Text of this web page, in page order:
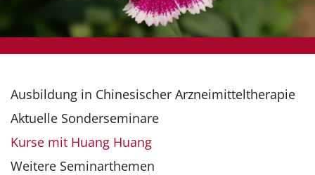
Ausbildung in Chinesischer Arzneimitteltherapie
Aktuelle Sonderseminare
Kurse mit Huang Huang
Weitere Seminarthemen